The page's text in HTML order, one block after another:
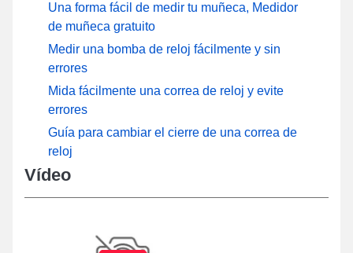
Una forma fácil de medir tu muñeca, Medidor
de muñeca gratuito
Medir una bomba de reloj fácilmente y sin
errores
Mida fácilmente una correa de reloj y evite
errores
Guía para cambiar el cierre de una correa de
reloj
Vídeo